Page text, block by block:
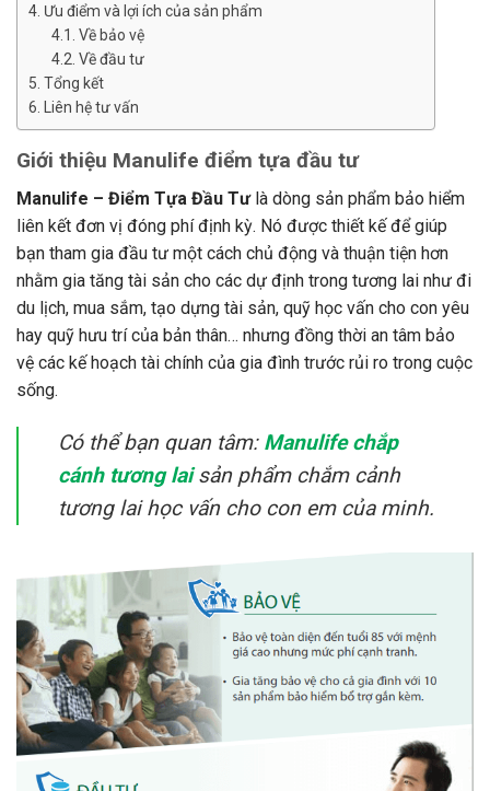
Ưu điểm và lợi ích của sản phẩm
Về bảo vệ
Về đầu tư
Tổng kết
Liên hệ tư vấn
Giới thiệu Manulife điểm tựa đầu tư
Manulife – Điểm Tựa Đầu Tưlà dòng sản phẩm bảo hiểm
liên kết đơn vị đóng phí định kỳ. Nó được thiết kế để giúp
bạn tham gia đầu tư một cách chủ động và thuận tiện hơn
nhằm gia tăng tài sản cho các dự định trong tương lai như đi
du lịch, mua sắm, tạo dựng tài sản, quỹ học vấn cho con yêu
hay quỹ hưu trí của bản thân… nhưng đồng thời an tâm bảo
vệ các kế hoạch tài chính của gia đình trước rủi ro trong cuộc
sống.
Có thể bạn quan tâm: Manulife chắp
cánh tương laisản phẩm chắm cảnh
tương lai học vấn cho con em của minh.